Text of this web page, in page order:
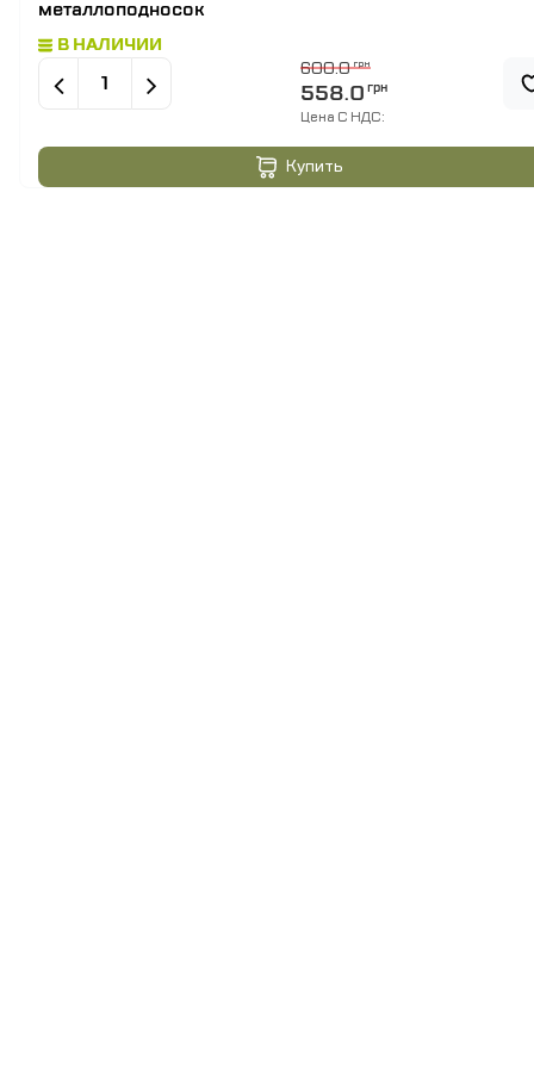
металлоподносок
В НАЛИЧИИ
600.0 грн
558.0 грн
Цена C НДС:
Купить